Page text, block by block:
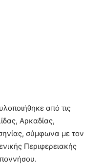
από τις
Αρκαδίας,
σύμφωνα με τον
Περιφερειακής